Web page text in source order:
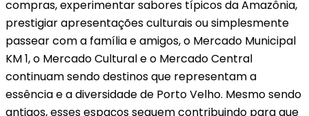
compras, experimentar sabores típicos da Amazônia,
prestigiar apresentações culturais ou simplesmente
passear com a família e amigos, o Mercado Municipal
KM 1, o Mercado Cultural e o Mercado Central
continuam sendo destinos que representam a
essência e a diversidade de Porto Velho. Mesmo sendo
antigos, esses espaços seguem contribuindo para que